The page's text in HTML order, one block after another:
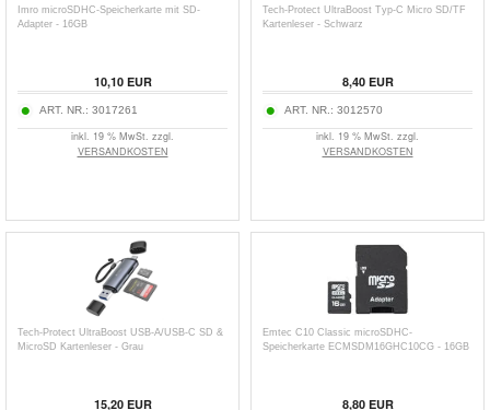
Imro microSDHC-Speicherkarte mit SD-
Adapter - 16GB
10,10EUR
ART. NR.: 3017261
inkl. 19 % MwSt. zzgl.
VERSANDKOSTEN
Tech-Protect UltraBoost Typ-C Micro SD/TF
Kartenleser - Schwarz
8,40EUR
ART. NR.: 3012570
inkl. 19 % MwSt. zzgl.
VERSANDKOSTEN
Tech-Protect UltraBoost USB-A/USB-C SD &
MicroSD Kartenleser - Grau
15,20EUR
Emtec C10 Classic microSDHC-
Speicherkarte ECMSDM16GHC10CG - 16GB
8,80EUR